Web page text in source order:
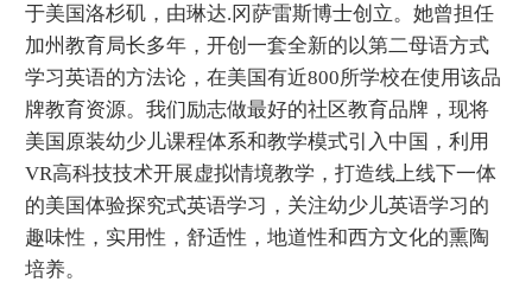
于美国洛杉矶，由琳达.冈萨雷斯博士创立。她曾担任
加州教育局长多年，开创一套全新的以第二母语方式
学习英语的方法论，在美国有近800所学校在使用该品
牌教育资源。我们励志做最好的社区教育品牌，现将
美国原装幼少儿课程体系和教学模式引入中国，利用
VR高科技技术开展虚拟情境教学，打造线上线下一体
的美国体验探究式英语学习，关注幼少儿英语学习的
趣味性，实用性，舒适性，地道性和西方文化的熏陶
培养。